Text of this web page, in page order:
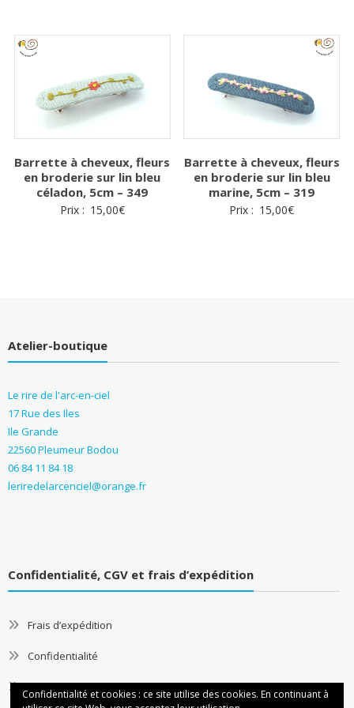
Barrette à cheveux, fleurs
en broderie sur lin bleu
céladon, 5cm – 349
Prix : 15,00€
Barrette à cheveux, fleurs
en broderie sur lin bleu
marine, 5cm – 319
Prix : 15,00€
Atelier-boutique
Le rire de l'arc-en-ciel
17 Rue des Iles
Ile Grande
22560 Pleumeur Bodou
06 84 11 84 18
leriredelarcenciel@orange.fr
Confidentialité, CGV et frais d’expédition
Frais d’expédition
Confidentialité
CGV
Confidentialité et cookies : ce site utilise des cookies. En continuant à